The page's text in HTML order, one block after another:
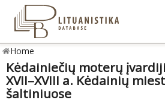
Home
Kėdainiečių moterų
XVII–XVIII a. Kėdainių
šaltiniuose